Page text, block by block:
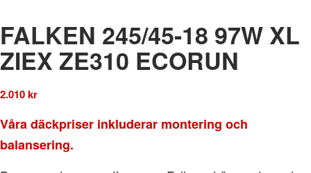
FALKEN 245/45-18 97W XL
ZIEX ZE310 ECORUN
2.010kr
Våra däckpriser inkluderar montering och
balansering.